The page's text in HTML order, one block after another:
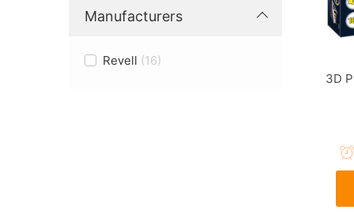
Manufacturers
Revell 16
3D